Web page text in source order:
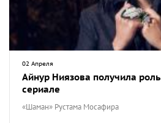
02 Апреля
Айнур Ниязова получила
сериале
«Шаман» Рустама Мосафира